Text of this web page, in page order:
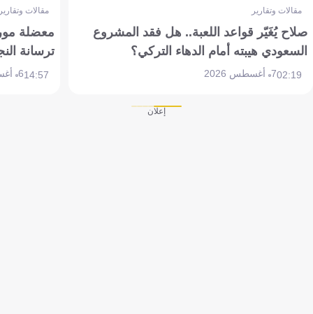
مقالات وتقارير
صلاح يُغَيّر قواعد اللعبة.. هل فقد المشروع
السعودي هيبته أمام الدهاء التركي؟
02:197 أغسطس 2026
مقالات
معضلة
ترسانة
14:576 أغسطس 2026
إعلان